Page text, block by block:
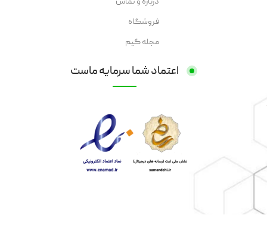
فروشگاه
مجله گیم
اعتماد شما سرمایه ماست